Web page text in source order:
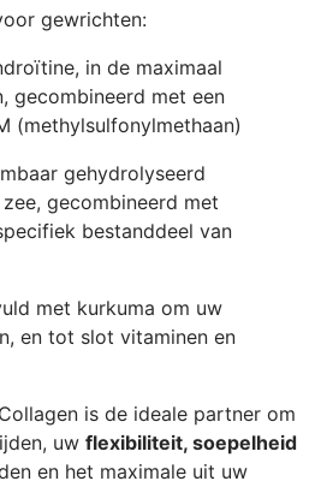
gewrichten:
in de maximaal
gecombineerd met een
(methylsulfonylmethaan)
gehydrolyseerd
gecombineerd met
bestanddeel van
met kurkuma om uw
en tot slot vitaminen en
is de ideale partner om
uw flexibiliteit, soepelheid
en het maximale uit uw